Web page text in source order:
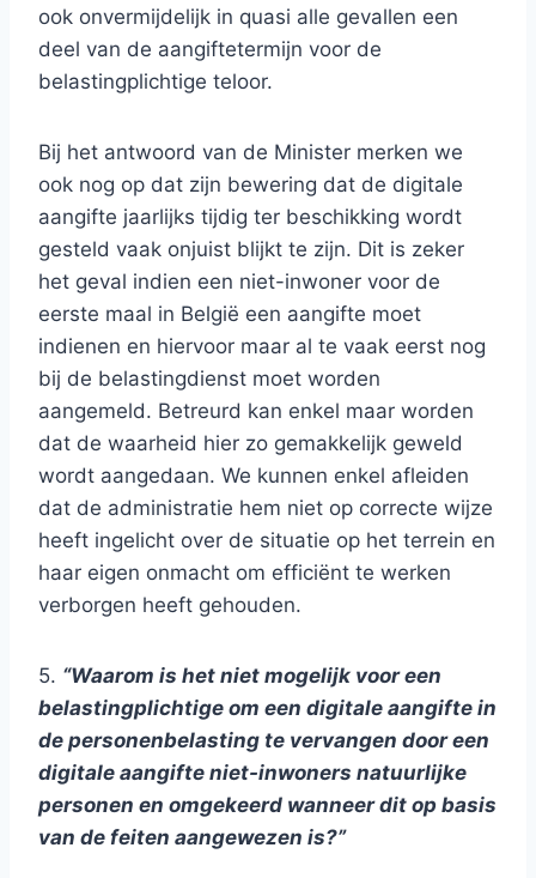
ook onvermijdelijk in quasi alle gevallen een
deel van de aangiftetermijn voor de
belastingplichtige teloor.
Bij het antwoord van de Minister merken we
ook nog op dat zijn bewering dat de digitale
aangifte jaarlijks tijdig ter beschikking wordt
gesteld vaak onjuist blijkt te zijn. Dit is zeker
het geval indien een niet-inwoner voor de
eerste maal in België een aangifte moet
indienen en hiervoor maar al te vaak eerst nog
bij de belastingdienst moet worden
aangemeld. Betreurd kan enkel maar worden
dat de waarheid hier zo gemakkelijk geweld
wordt aangedaan. We kunnen enkel afleiden
dat de administratie hem niet op correcte wijze
heeft ingelicht over de situatie op het terrein en
haar eigen onmacht om efficiënt te werken
verborgen heeft gehouden.
5. “Waarom is het niet mogelijk voor een
belastingplichtige om een digitale aangifte in
de personenbelasting te vervangen door een
digitale aangifte niet-inwoners natuurlijke
personen en omgekeerd wanneer dit op basis
van de feiten aangewezen is?”